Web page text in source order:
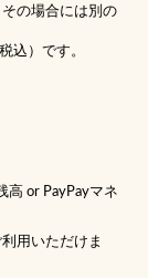
の場合には別の
込）です。
高 or PayPayマネ
用いただけま